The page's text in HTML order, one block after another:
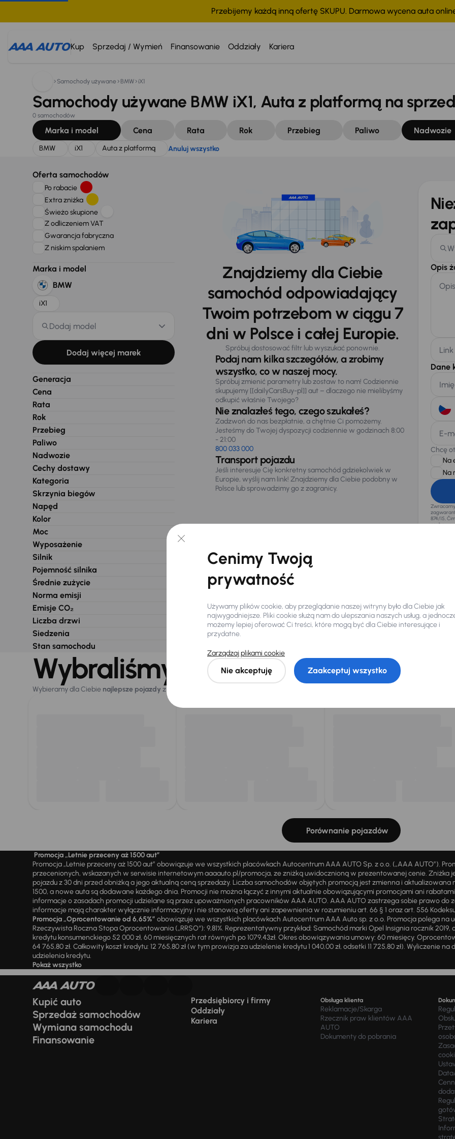
Przebijemy każdą inną ofertę SKUPU. Darmowa wycena auta
Kup Sprzedaj / Wymień Finansowanie Oddziały Kariera
Szukam: Anuluj wszystko
Samochody używane BMW iX1
Samochody używane BMW iX1, Auta z platformą na
0 samochodów
Marka i model Cena Rata Rok Przebieg Paliwo Nadwozie
BMW iX1 Auta z platformą Anuluj wszystko
Oferta samochodów
Po rabacie
Extra zniżka
Świeżo skupione
Z odliczeniem VAT
Gwarancja fabryczna
Z niskim spalaniem
Marka i model
BMW
iX1
Dodaj model
Dodaj więcej marek
Generacja
Cena
Rata
Rok
Przebieg
Paliwo
Nadwozie
Cechy dostawy
Kategoria
Skrzynia biegów
Napęd
Kolor
Moc
Wyposażenie
Silnik
Pojemność silnika
Średnie zużycie
Norma emisji
Emisje CO₂
Liczba drzwi
Siedzenia
Stan samochodu
Znajdziemy dla Ciebie
samochód odpowiadający
Twoim potrzebom w ciągu 7
dni w Polsce i całej Europie.
Spróbuj dostosować filtr lub wyszukać ponownie.
Podaj nam kilka szczegółów, a zrobimy
wszystko, co w naszej mocy.
Spróbuj zmienić parametry lub zostaw to nam! Codziennie
skupujemy [[dailyCarsBuy-pl]] aut – dlaczego nie mielibyśmy
odkupić właśnie Twojego?
Nie znalazłeś tego, czego szukałeś?
Zadzwoń do nas bezpłatnie, a chętnie Ci pomożemy.
Jesteśmy do Twojej dyspozycji codziennie w godzinach 8:00
- 21:00
800 033 000
Transport pojazdu
Jeśli interesuje Cię konkretny samochód gdziekolwiek w
Europie, wyślij nam link! Znajdziemy dla Ciebie podobny w
Polsce lub sprowadzimy go z zagranicy.
Opis
Dane
E-
Chcę
Na
Na
874/15,
osobowe
Wybraliśmy dla Ciebie
Wybieramy dla Ciebie najlepsze pojazdy z naszej oferty. Kupimy dla Ciebie
Porównanie pojazdów
Promocja „Letnie przeceny aż 1500 aut”
Promocja „Letnie przeceny aż 1500 aut” obowiązuje we wszystkich placówkach Autocentrum AAA AUTO Sp. z o.o. („AAA AUTO”).
przecenionych, wskazanych w serwisie internetowym aaaauto.pl/promocja, ze zniżką uwidocznioną w prezentowanej cenie. Zniżka
pojazdu z 30 dni przed obniżką a jego aktualną ceną sprzedaży. Liczba samochodów objętych promocją jest zmienna i
1500, a nowe auta są dodawane każdego dnia. Promocji nie można łączyć z innymi aktualnie obowiązującymi promocjami ani
informacje o zasadach promocji udzielane są przez upoważnionych pracowników AAA AUTO. AAA AUTO zastrzega sobie prawo
informacje mają charakter wyłącznie informacyjny i nie stanowią oferty ani zapewnienia w rozumieniu art. 66 § 1 oraz art. 556
Promocja „Oprocentowanie od 6,65%” obowiązuje we wszystkich placówkach Autocentrum AAA Auto sp. z o.o. Promocja polega na
Rzeczywista Roczna Stopa Oprocentowania („RRSO“): 9,81%. Reprezentatywny przykład: Samochód marki Opel Insignia rocznik 2019,
kredytu konsumenckiego 52 000 zł, 60 miesięcznych rat równych po 1079,43zł. Okres obowiązywania umowy: 60 miesięcy.
64 765,80 zł. Całkowity koszt kredytu: 12 765,80 zł (w tym prowizja za udzielenie kredytu 1 040,00 zł, odsetki 11 725,80 zł). Wyliczenie
udzielenia kredytu.
Pokaż wszystko
Kupić auto
Sprzedaż samochodów
Wymiana samochodu
Finansowanie
Przedsiębiorcy i firmy
Oddziały
Kariera
Obsługa klienta
Reklamacje/Skarga
Rzecznik praw klientów AAA
AUTO
Dokumenty do pobrania
Cenimy Twoją
prywatność
Używamy plików cookie, aby przeglądanie naszej witryny było dla Ciebie jak
najwygodniejsze. Pliki cookie służą nam do ulepszania naszych usług, a
możemy lepiej oferować Ci treści, które mogą być dla Ciebie interesujące i
przydatne.
Zarządzaj plikami cookie
Nie akceptuję Zaakceptuj wszystko